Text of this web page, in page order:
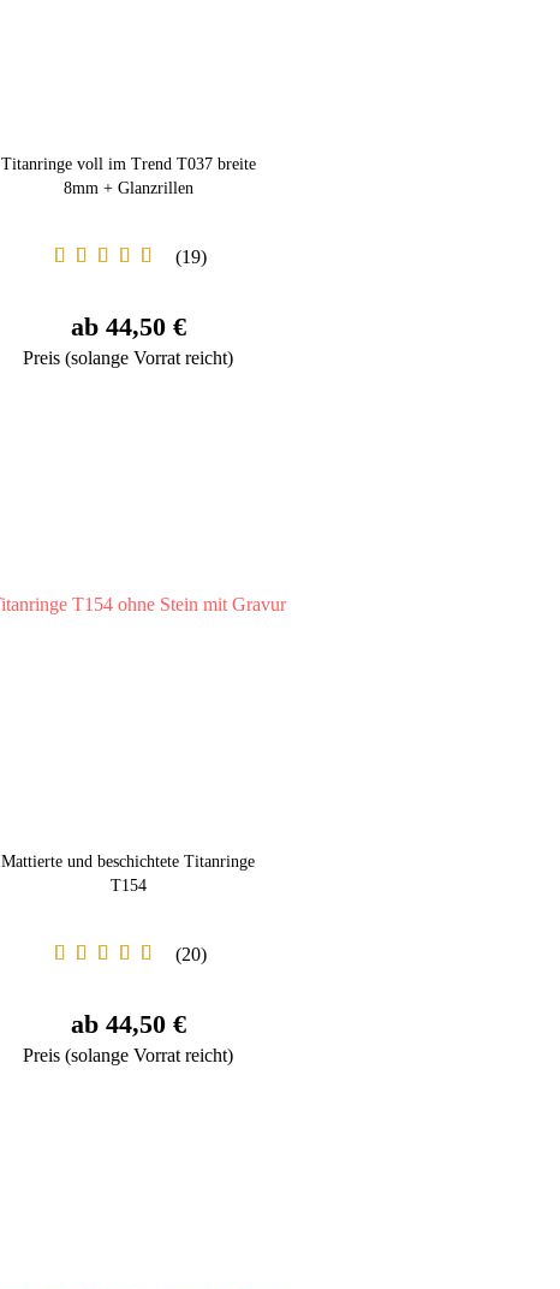
Titanringe voll im Trend T037 breite
8mm + Glanzrillen
19
ab 44,50 €
Preis (solange Vorrat reicht)
Mattierte und beschichtete Titanringe
T154
20
ab 44,50 €
Preis (solange Vorrat reicht)